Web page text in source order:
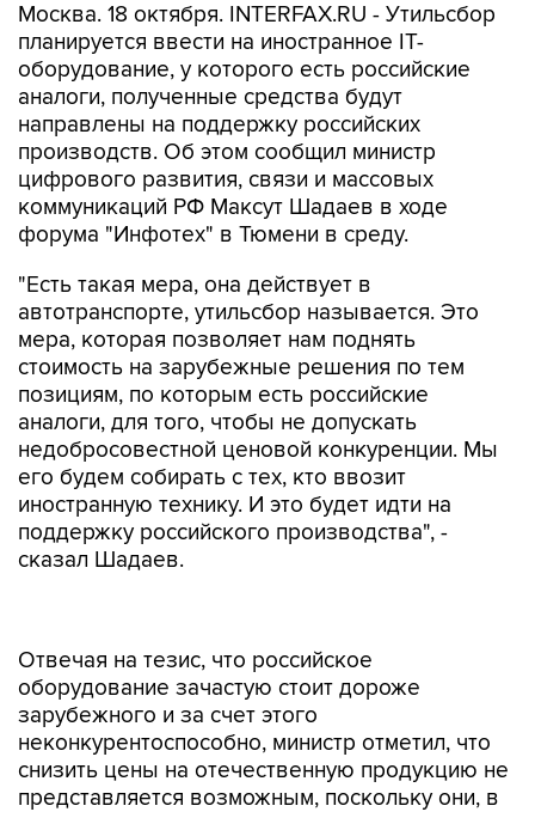
Москва. 18 октября. INTERFAX.RU - Утильсбор
планируется ввести на иностранное IT-
оборудование, у которого есть российские
аналоги, полученные средства будут
направлены на поддержку российских
производств. Об этом сообщил министр
цифрового развития, связи и массовых
коммуникаций РФ Максут Шадаев в ходе
форума "Инфотех" в Тюмени в среду.
"Есть такая мера, она действует в
автотранспорте, утильсбор называется. Это
мера, которая позволяет нам поднять
стоимость на зарубежные решения по тем
позициям, по которым есть российские
аналоги, для того, чтобы не допускать
недобросовестной ценовой конкуренции. Мы
его будем собирать с тех, кто ввозит
иностранную технику. И это будет идти на
поддержку российского производства", -
сказал Шадаев.
зарубежного и за счет этого
неконкурентоспособно, министр отметил, что
снизить цены на отечественную продукцию не
представляется возможным, поскольку они, в
частности, зависят от затрат на логистику
компонентной базы и других факторов.